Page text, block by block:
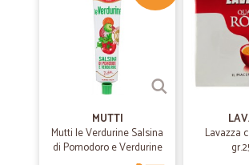
MUTTI
Mutti le Verdurine Salsina
di Pomodoro e Verdurine
Lavazza